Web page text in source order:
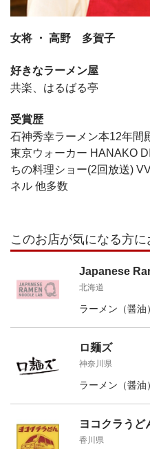
女将 ・ 高野 多賀子
好きなラーメン屋
共楽、はるばる亭
受賞歴
石神秀幸ラーメン本12年間
東京ウォーカー HANAKO
ちの料理ショー(2回放送)
ネル 他多数
このお店が気になる方
Japanese
北海道
ラーメン（醤油）
ロ麺ズ
神奈川県
ラーメン（醤油）
ヨコクラうど
香川県